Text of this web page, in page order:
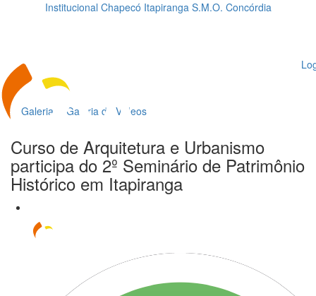
Institucional Chapecó Itapiranga S.M.O. Concórdia
Galeria Galeria de Vídeos
Curso de Arquitetura e Urbanismo
participa do 2º Seminário de Patrimônio
Histórico em Itapiranga